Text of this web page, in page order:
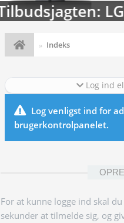
Streaming-
Indeks
Log ind
Log venligst ind for
brugerkontrolpanelet.
For at kunne logge ind skal
sekunder at tilmelde sig, og